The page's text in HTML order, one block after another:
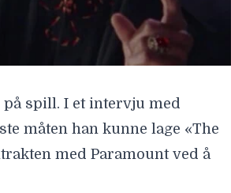
skuespiller å jobbe
for å komme videre til neste?
innspillingen.Angela Bassetts
etter et fall fra 12 meters
noe som resulterte i at